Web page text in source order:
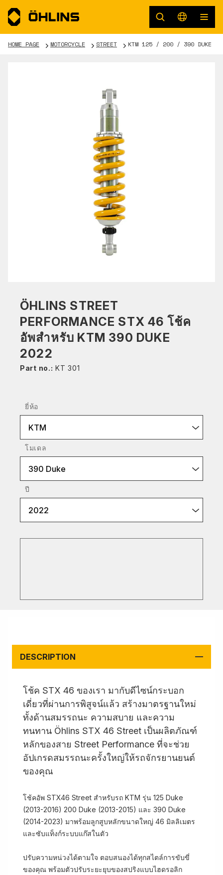
HOME PAGE MOTORCYCLE STREET KTM 125 / 200 / 390 DUKE
ÖHLINS STREET
PERFORMANCE STX 46 โช้ค
อัพสำหรับ KTM 390 DUKE
2022
Part no.: KT 301
ยี่ห้อ
KTM
โมเดล
390 Duke
ปี
2022
DESCRIPTION
โช้ค STX 46 ของเรา มากับดีไซน์กระบอก
เดี่ยวที่ผ่านการพิสูจน์แล้ว สร้างมาตรฐานใหม่
ทั้งด้านสมรรถนะ ความสบาย และความ
ทนทาน Öhlins STX 46 Street เป็นผลิตภัณฑ์
หลักของสาย Street Performance ที่จะช่วย
อัปเกรดสมรรถนะครั้งใหญ่ให้รถจักรยานยนต์
ของคุณ
โช้คอัพ STX46 Street สำหรับรถ KTM รุ่น 125 Duke
(2013-2016) 200 Duke (2013-2015) และ 390 Duke
(2014-2023) มาพร้อมลูกสูบหลักขนาดใหญ่ 46 มิลลิเมตร
และซับแท็งก์ระบบแก๊สในตัว
ปรับความหน่วงได้ตามใจ ตอบสนองได้ทุกสไตล์การขับขี่
ของคุณ พร้อมตัวปรับระยะยุบของสปริงแบบไฮดรอลิก